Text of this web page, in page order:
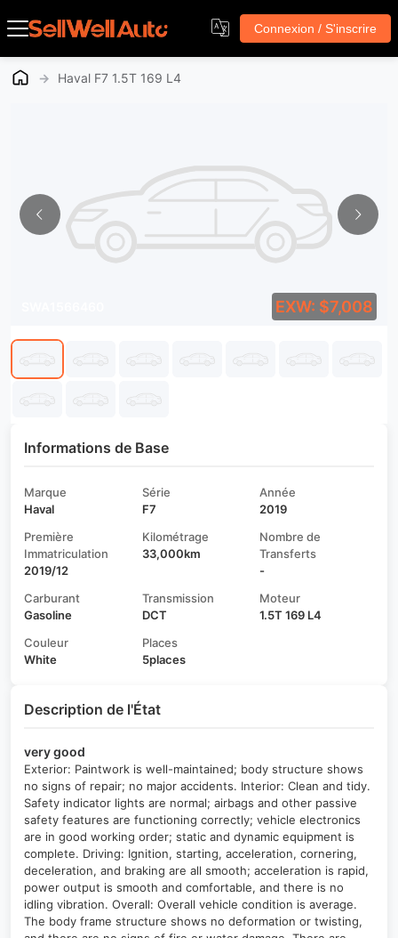
Connexion / S'inscrire
→ Haval F7 1.5T 169 L4
EXW: $7,008
Informations de Base
Marque
Haval
Série
F7
Année
2019
Première
Immatriculation
2019/12
Kilométrage
33,000km
Nombre de
Transferts
-
Carburant
Gasoline
Transmission
DCT
Moteur
1.5T 169 L4
Couleur
White
Places
5places
Description de l'État
very good
Exterior: Paintwork is well-maintained; body structure shows
no signs of repair; no major accidents. Interior: Clean and tidy.
Safety indicator lights are normal; airbags and other passive
safety features are functioning correctly; vehicle electronics
are in good working order; static and dynamic equipment is
complete. Driving: Ignition, starting, acceleration, cornering,
deceleration, and braking are all smooth; acceleration is rapid,
power output is smooth and comfortable, and there is no
idling vibration. Overall: Overall vehicle condition is average.
The body frame structure shows no deformation or twisting,